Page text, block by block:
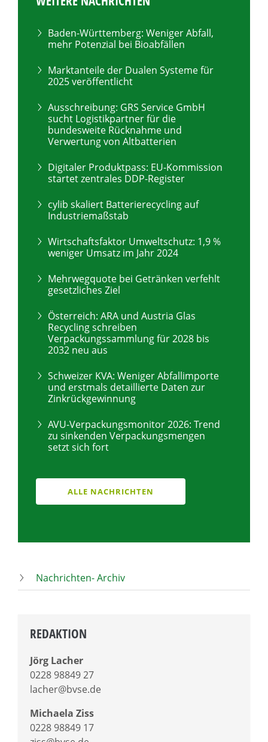
Baden-Württemberg: Weniger Abfall,
mehr Potenzial bei Bioabfällen
Marktanteile der Dualen Systeme für
2025 veröffentlicht
Ausschreibung: GRS Service GmbH
sucht Logistikpartner für die
bundesweite Rücknahme und
Verwertung von Altbatterien
Digitaler Produktpass: EU-Kommission
startet zentrales DDP-Register
cylib skaliert Batterierecycling auf
Industriemaßstab
Wirtschaftsfaktor Umweltschutz: 1,9 %
weniger Umsatz im Jahr 2024
Mehrwegquote bei Getränken verfehlt
gesetzliches Ziel
Österreich: ARA und Austria Glas
Recycling schreiben
Verpackungssammlung für 2028 bis
2032 neu aus
Schweizer KVA: Weniger Abfallimporte
und erstmals detaillierte Daten zur
Zinkrückgewinnung
AVU-Verpackungsmonitor 2026: Trend
zu sinkenden Verpackungsmengen
setzt sich fort
ALLE NACHRICHTEN
Nachrichten- Archiv
REDAKTION
Jörg Lacher
0228 98849 27
lacher@bvse.de
Michaela Ziss
0228 98849 17